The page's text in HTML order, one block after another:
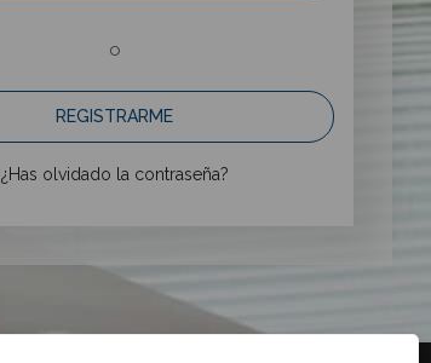
o
REGISTRARME
¿Has olvidado la contraseña?